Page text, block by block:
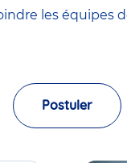
les équipes
Postuler